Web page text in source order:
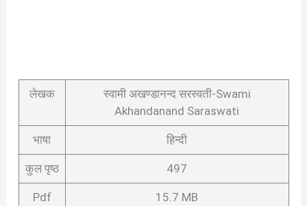
लेखक
स्वामी अखण्डानन्द सरस्वती-Swami
Akhandanand Saraswati
भाषा हिन्दी
कुल पृष्ठ 497
Pdf
15.7 MB